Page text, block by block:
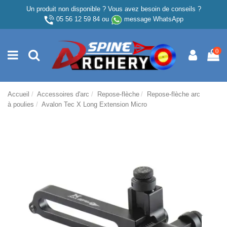
Un produit non disponible ? Vous avez besoin de conseils ?
05 56 12 59 84ou message WhatsApp
0
Accueil Accessoires d'arc Repose-flèche
Repose-flèche arc
à poulies
Avalon Tec X Long Extension Micro